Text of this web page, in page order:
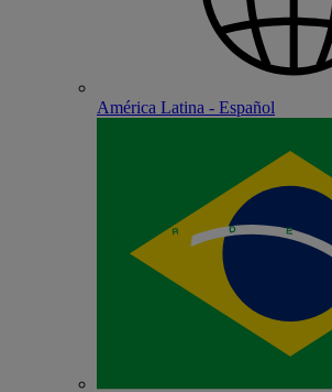
América Latina - Español